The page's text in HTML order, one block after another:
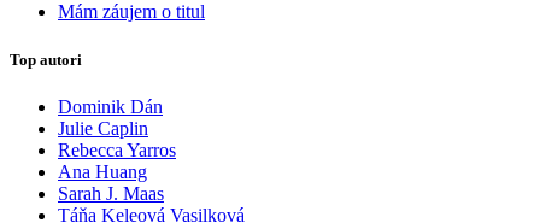
Mám záujem o titul
Top autori
Dominik Dán
Julie Caplin
Rebecca Yarros
Ana Huang
Sarah J. Maas
Táňa Keleová Vasilková